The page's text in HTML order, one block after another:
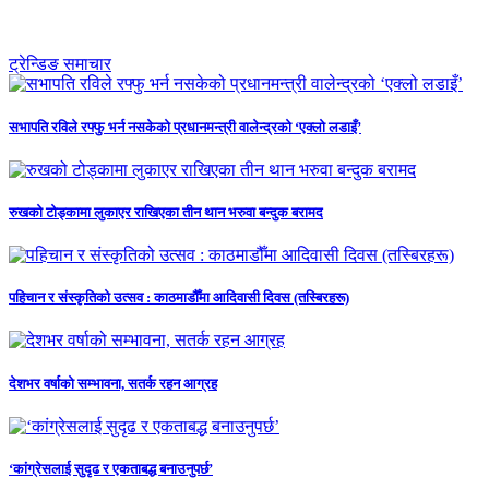
ट्रेन्डिङ समाचार
सभापति रविले रफ्फु भर्न नसकेको प्रधानमन्त्री वालेन्द्रको ‘एक्लो लडाइँ’
रुखको टोड्कामा लुकाएर राखिएका तीन थान भरुवा बन्दुक बरामद
पहिचान र संस्कृतिको उत्सव : काठमाडौँमा आदिवासी दिवस (तस्बिरहरू)
देशभर वर्षाको सम्भावना, सतर्क रहन आग्रह
‘कांग्रेसलाई सुदृढ र एकताबद्ध बनाउनुपर्छ’